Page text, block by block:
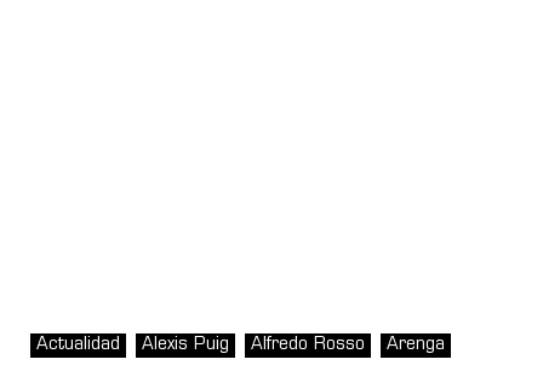
Actualidad Alexis Puig Alfredo Rosso Arenga